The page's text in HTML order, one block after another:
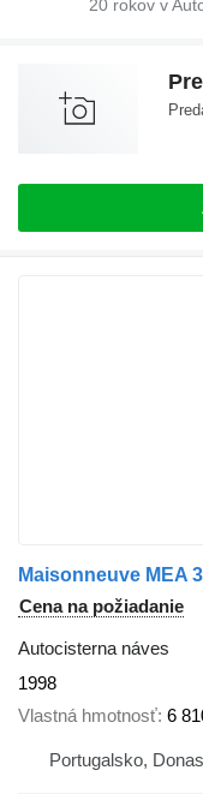
20 rokov v
Maisonneuve MEA
Cena na požiadanie
Autocisterna náves
1998
Vlastná hmotnosť 6
Portugalsko, Donas